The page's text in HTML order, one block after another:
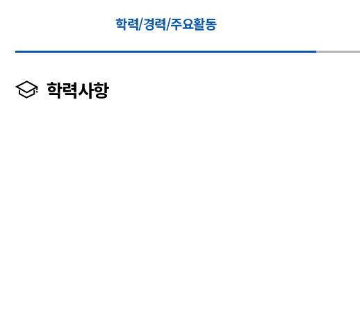
학력/경력/주요활동
학력사항